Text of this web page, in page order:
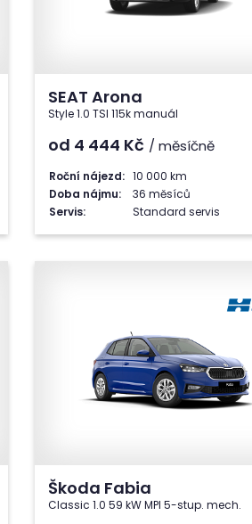
SEAT Arona
Style 1.0 TSI 115k manuál
od 4 444 Kč / měsíčně
Roční nájezd: 10 000 km
Doba nájmu:
36 měsíců
Servis:
Standard servis
Škoda Fabia
Classic 1.0 59 kW MPI 5-stup. mech.